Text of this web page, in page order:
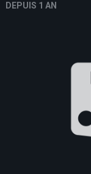
DEPUIS 1 AN